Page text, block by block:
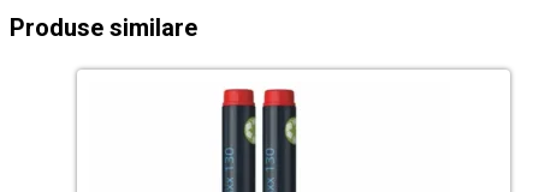
Produse similare